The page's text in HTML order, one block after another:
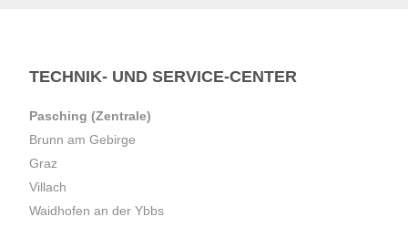
TECHNIK- UND SERVICE-CENTER
Pasching (Zentrale)
Brunn am Gebirge
Graz
Villach
Waidhofen an der Ybbs